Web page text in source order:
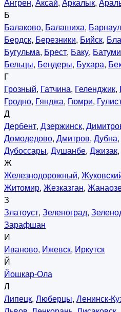
Б
Балаково, Балашиха, Барнаул
Бердск, Березники, Бийск,
Бугульма, Брест, Баку, Батуми
Бельцы, Бендеры, Бухара,
Г
Грозный, Гатчина, Геленджик,
Гродно, Гянджа, Гюмри,
Д
Дербент, Дзержинск,
Домодедово, Дмитров, Дубна,
Дубоссары, Душанбе, Джизак,
Ж
Железнодорожный,
Житомир, Жезказган,
З
Златоуст, Зеленоград,
Зарафшан
И
Иваново, Ижевск, Иркутск
Й
Йошкар-Ола
Л
Липецк, Люберцы, Ленинск-